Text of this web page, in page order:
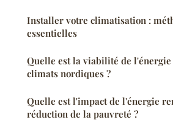
Installer votre climatisation :
essentielles
Quelle est la viabilité de
climats nordiques ?
Quelle est l'impact de l'énergie
réduction de la pauvreté ?